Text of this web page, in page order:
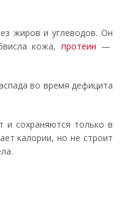
жиров и углеводов. Он
кожа, протеин —
во время дефицита
сохраняются только в
калории, но не строит